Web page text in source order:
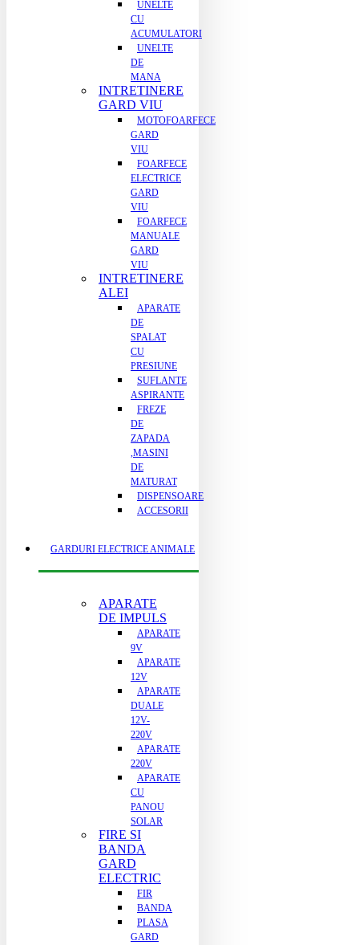
UNELTE
CU
ACUMULATORI
UNELTE
DE
MANA
INTRETINERE
GARD VIU
MOTOFOARFECE
GARD
VIU
FOARFECE
ELECTRICE
GARD
VIU
FOARFECE
MANUALE
GARD
VIU
INTRETINERE
ALEI
APARATE
DE
SPALAT
CU
PRESIUNE
SUFLANTE
ASPIRANTE
FREZE
DE
ZAPADA
,MASINI
DE
MATURAT
DISPENSOARE
ACCESORII
GARDURI ELECTRICE ANIMALE
APARATE
DE IMPULS
APARATE
9V
APARATE
12V
APARATE
DUALE
12V-
220V
APARATE
220V
APARATE
CU
PANOU
SOLAR
FIRE SI
BANDA
GARD
ELECTRIC
FIR
BANDA
PLASA
GARD